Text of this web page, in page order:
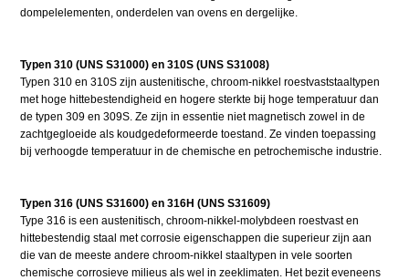
dompelelementen, onderdelen van ovens en dergelijke.
Typen 310 (UNS S31000) en 310S (UNS S31008)
Typen 310 en 310S zijn austenitische, chroom-nikkel roestvaststaaltypen
met hoge hittebestendigheid en hogere sterkte bij hoge temperatuur dan
de typen 309 en 309S. Ze zijn in essentie niet magnetisch zowel in de
zachtgegloeide als koudgedeformeerde toestand. Ze vinden toepassing
bij verhoogde temperatuur in de chemische en petrochemische industrie.
Typen 316 (UNS S31600) en 316H (UNS S31609)
Type 316 is een austenitisch, chroom-nikkel-molybdeen roestvast en
hittebestendig staal met corrosie eigenschappen die superieur zijn aan
die van de meeste andere chroom-nikkel staaltypen in vele soorten
chemische corrosieve milieus als wel in zeeklimaten. Het bezit eveneens